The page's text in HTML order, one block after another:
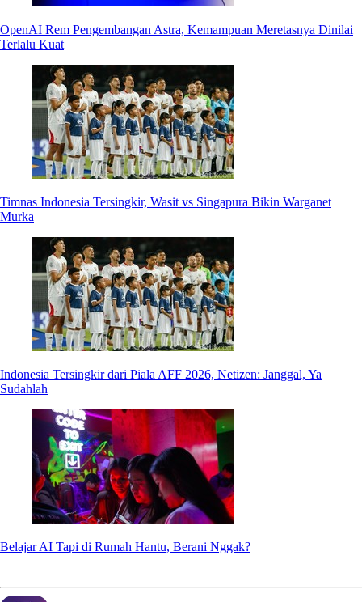
OpenAI Rem Pengembangan Astra, Kemampuan Meretasnya Dinilai
Terlalu Kuat
Timnas Indonesia Tersingkir, Wasit vs Singapura Bikin Warganet
Murka
Indonesia Tersingkir dari Piala AFF 2026, Netizen: Janggal, Ya
Sudahlah
Belajar AI Tapi di Rumah Hantu, Berani Nggak?